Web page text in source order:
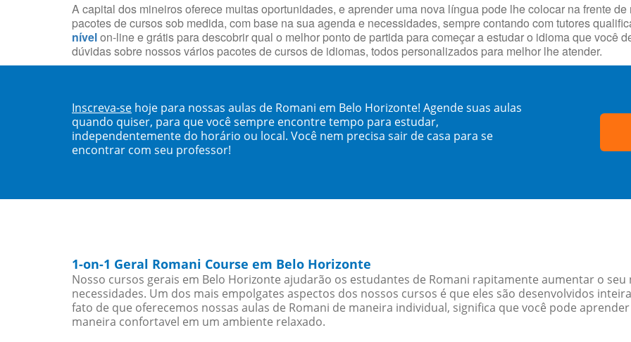
A capital dos mineiros oferece muitas oportunidades, e aprender uma nova língua pode lhe colocar na frente
pacotes de cursos sob medida, com base na sua agenda e necessidades, sempre contando com tutores
nívelon-line e grátis para descobrir qual o melhor ponto de partida para começar a estudar o idioma que você
dúvidas sobre nossos vários pacotes de cursos de idiomas, todos personalizados para melhor lhe atender.
Inscreva-se hoje para nossas aulas de Romani em Belo Horizonte! Agende suas aulas
quando quiser, para que você sempre encontre tempo para estudar,
independentemente do horário ou local. Você nem precisa sair de casa para se
encontrar com seu professor!
1-on-1 Geral Romani Course em Belo Horizonte
Nosso cursos gerais em Belo Horizonte ajudarão os estudantes de Romani rapitamente aumentar o seu
necessidades. Um dos mais empolgates aspectos dos nossos cursos é que eles são desenvolvidos
fato de que oferecemos nossas aulas de Romani de maneira individual, significa que você pode
maneira confortavel em um ambiente relaxado.